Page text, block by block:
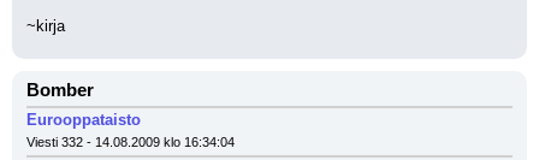
~kirja
Bomber
Eurooppataisto
Viesti 332 - 14.08.2009 klo 16:34:04